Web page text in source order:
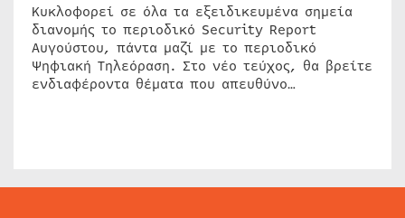
Κυκλοφορεί σε όλα τα εξειδικευμένα σημεία
διανομής το περιοδικό Security Report
Αυγούστου, πάντα μαζί με το περιοδικό
Ψηφιακή Τηλεόραση. Στο νέο τεύχος, θα βρείτε
ενδιαφέροντα θέματα που απευθύνο…